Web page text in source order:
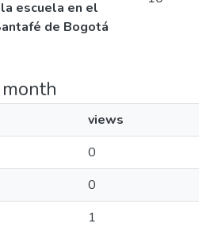
escuela en el
de Bogotá
views
0
0
1